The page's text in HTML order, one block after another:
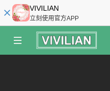
VIVILIAN
立刻使用官方APP